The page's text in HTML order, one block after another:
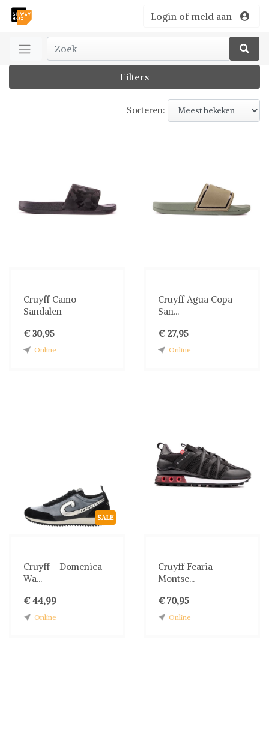
Login of meld aan
Filters
Sorteren:
Cruyff Camo
Sandalen
€ 30,95
Online
Cruyff Agua Copa
San...
€ 27,95
Online
SALE
Cruyff - Domenica
Wa...
€ 44,99
Online
Cruyff Fearia
Montse...
€ 70,95
Online